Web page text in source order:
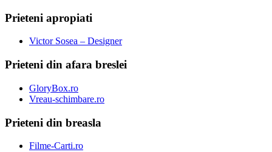
Prieteni apropiati
Victor Sosea – Designer
Prieteni din afara breslei
GloryBox.ro
Vreau-schimbare.ro
Prieteni din breasla
Filme-Carti.ro